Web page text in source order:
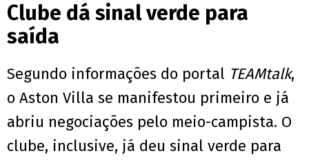
Clube dá sinal verde para
saída
Segundo informações do portal TEAMtalk,
o Aston Villa se manifestou primeiro e já
abriu negociações pelo meio-campista. O
clube, inclusive, já deu sinal verde para